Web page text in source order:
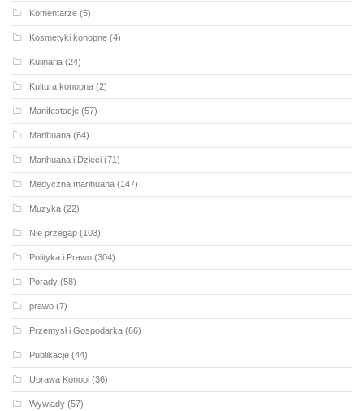
Komentarze (5)
Kosmetyki konopne (4)
Kulinaria (24)
Kultura konopna (2)
Manifestacje (57)
Marihuana (64)
Marihuana i Dzieci (71)
Medyczna marihuana (147)
Muzyka (22)
Nie przegap (103)
Polityka i Prawo (304)
Porady (58)
prawo (7)
Przemysł i Gospodarka (66)
Publikacje (44)
Uprawa Konopi (36)
Wywiady (57)